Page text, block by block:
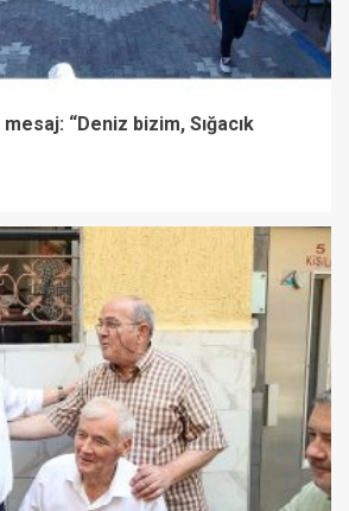
mesaj: “Deniz bizim, Sığacık